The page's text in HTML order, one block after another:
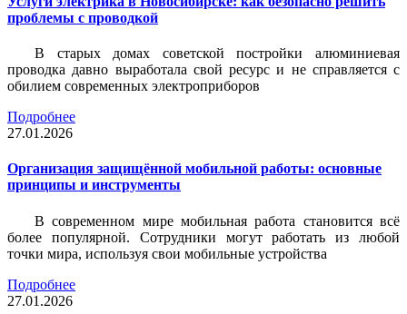
проблемы с проводкой
В старых домах советской постройки алюминиевая
проводка давно выработала свой ресурс и не справляется с
обилием современных электроприборов
Подробнее
27.01.2026
Организация защищённой мобильной работы: основные
принципы и инструменты
В современном мире мобильная работа становится всё
более популярной. Сотрудники могут работать из любой
точки мира, используя свои мобильные устройства
Подробнее
27.01.2026